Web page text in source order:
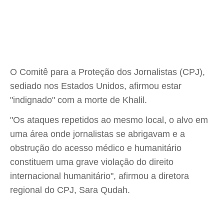
O Comitê para a Proteção dos Jornalistas (CPJ),
sediado nos Estados Unidos, afirmou estar
"indignado" com a morte de Khalil.
"Os ataques repetidos ao mesmo local, o alvo em
uma área onde jornalistas se abrigavam e a
obstrução do acesso médico e humanitário
constituem uma grave violação do direito
internacional humanitário", afirmou a diretora
regional do CPJ, Sara Qudah.